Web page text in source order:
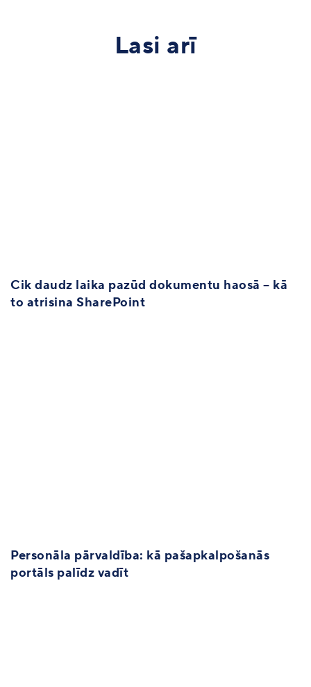
Lasi arī
Cik daudz laika pazūd dokumentu haosā – kā
to atrisina SharePoint
Personāla pārvaldība: kā pašapkalpošanās
portāls palīdz vadīt